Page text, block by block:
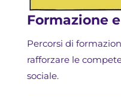
Formazione
Percorsi di
rafforzare le
sociale.